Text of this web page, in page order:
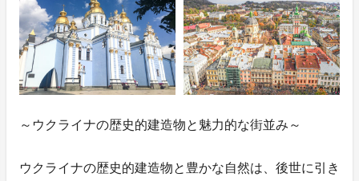
～ウクライナの歴史的建造物と魅力的な街並み～
ウクライナの歴史的建造物と豊かな自然は、後世に引き